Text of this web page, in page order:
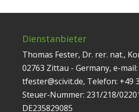
Dienstanbieter
Thomas Fester, Dr. rer. nat.,
02763 Zittau - Germany, e-mail:
tfester@scivit.de, Telefon: +49
Steuer-Nummer: 231/218/
DE235829085